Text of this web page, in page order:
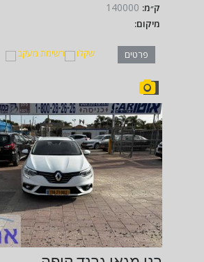
ק״מ:
מיקום:
פרטים שקלו רשימת מעקב